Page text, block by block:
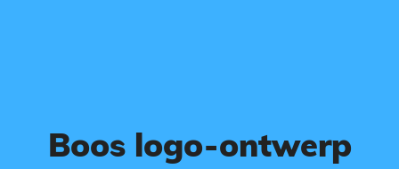
Boos logo-ontwerp